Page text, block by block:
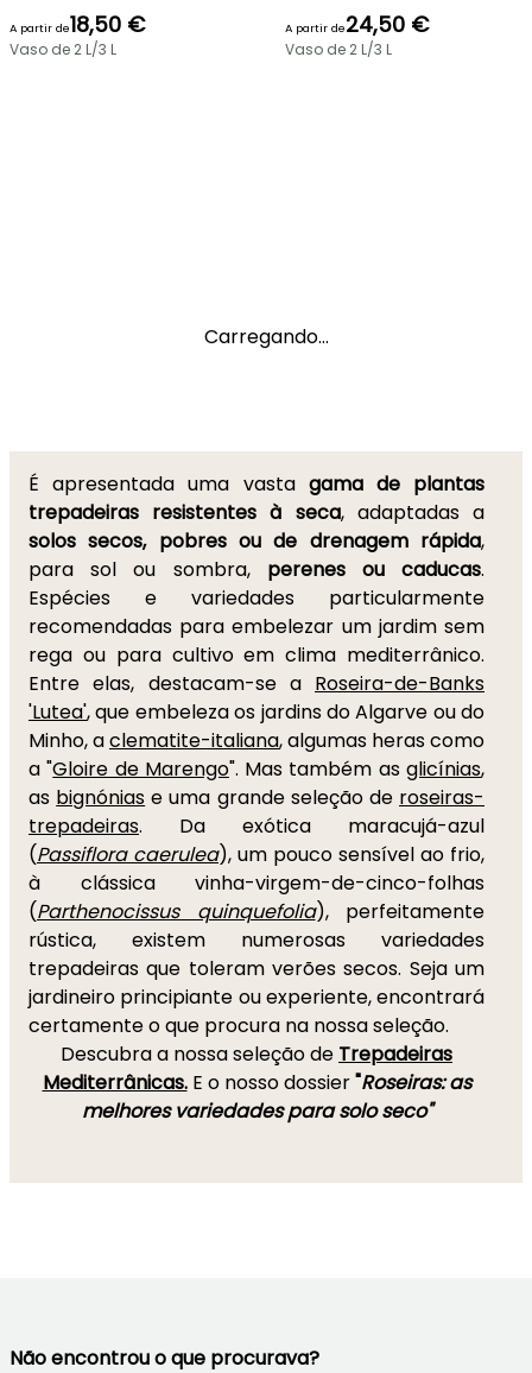
A partir de18,50 €
Vaso de 2 L/3 L
A partir de24,50 €
Vaso de 2 L/3 L
Carregando...
É apresentada uma vasta gama de plantas
trepadeiras resistentes à seca, adaptadas a
solos secos, pobres ou de drenagem rápida,
para sol ou sombra, perenes ou caducas.
Espécies e variedades particularmente
recomendadas para embelezar um jardim sem
rega ou para cultivo em clima mediterrânico.
Entre elas, destacam-se a Roseira-de-Banks
'Lutea', que embeleza os jardins do Algarve ou do
Minho, aclematite-italiana, algumas heras como
a "Gloire de Marengo". Mas também asglicínias,
as bignónias e uma grande seleção de roseiras-
trepadeiras. Da exótica maracujá-azul
(Passiflora caerulea), um pouco sensível ao frio,
à clássica vinha-virgem-de-cinco-folhas
(Parthenocissus quinquefolia), perfeitamente
rústica, existem numerosas variedades
trepadeiras que toleram verões secos. Seja um
jardineiro principiante ou experiente, encontrará
certamente o que procura na nossa seleção.
Descubra a nossa seleção de Trepadeiras
Mediterrânicas. E o nosso dossier"Roseiras: as
melhores variedades para solo seco"
Não encontrou o que procurava?